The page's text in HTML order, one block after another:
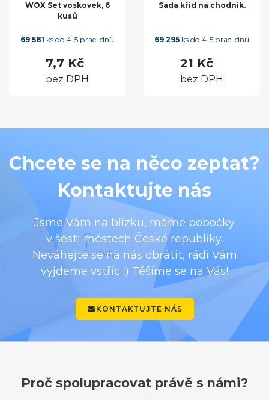
WOX Set voskovek, 6
kusů
69 581 ks do 4-5 prac. dnů
7,7 Kč
bez DPH
Sada kříd na chodník.
69 295 ks do 4-5 prac. dnů
21 Kč
bez DPH
Chcete se na něco zeptat?
Kontaktujte nás
Jsme Vám na blízku, máme pobočky
v šesti městech České republiky.
Neváhejte se na nás obrátit, rádi Vám
vyjdeme vstříc :) Těšíme se na Vás!
KONTAKTUJTE NÁS
Proč spolupracovat právě s námi?